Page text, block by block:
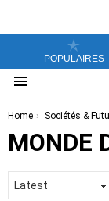
POPULAIRES
You are here:
Home Sociétés &
MONDE